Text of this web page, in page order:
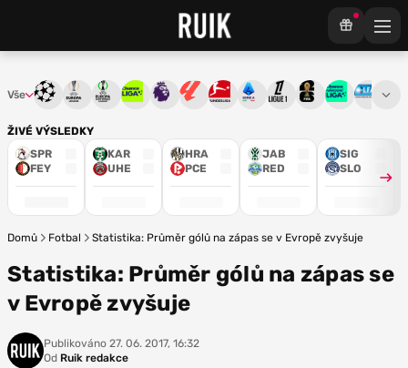
ŽIVÉ VÝSLEDKY
SPR
FEY
KAR
UHE
HRA
PCE
JAB
RED
SIG
SLO
Vše Liga mistrůEvropská liga
Konferenční liga
Chance ligaPremier League
La LigaBundesliga
Serie ALigue 1Mistrovství světa
Chance3. ČFL
Domů Fotbal Statistika: Průměr gólů na zápas se v Evropě zvyšuje
Statistika: Průměr gólů na zápas se
v Evropě zvyšuje
Publikováno 27. 06. 2017, 16:32
Od Ruik redakce